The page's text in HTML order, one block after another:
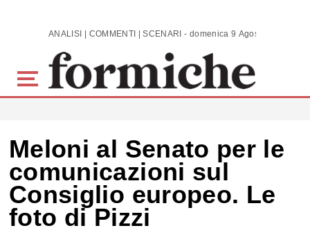
Skip to main content ANALISI | COMMENTI | SCENARI - domenica 9 Agosto 2026
Meloni al Senato per le
comunicazioni sul
Consiglio europeo. Le
foto di Pizzi